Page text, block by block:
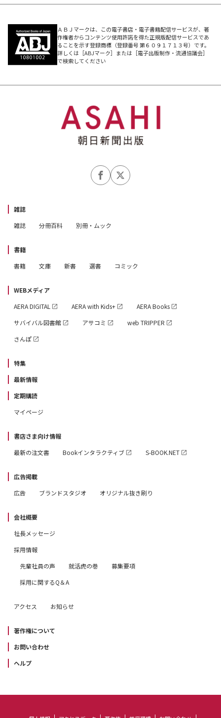
ＡＢＪマークは、この電子書店・電子書籍配信サービスが、著
作権者からコンテンツ使用許諾を得た正規版配信サービスであ
ることを示す登録商標（登録番号 第６０９１７１３号）です。
詳しくは［ABJマーク］または［電子出版制作・流通協議会］
で検索してください
雑誌
雑誌
分冊百科 別冊・ムック
書籍
書籍
文庫 新書 選書 コミック
WEBメディア
AERA DIGITAL
AERA with Kids+
AERA Books
サバイバル図書館
アサコミ
web TRIPPER
さんぽ
特集
最新情報
定期購読
マイページ
書店さま向け情報
最新の注文書
Bookインタラクティブ S-BOOK.NET
広告掲載
広告
ブランドスタジオ オリジナル抜き刷り
会社概要
社長メッセージ
採用情報
先輩社員の声
就活虎の巻
募集要項
採用に関するQ＆A
アクセス お知らせ
著作権について
お問い合わせ
ヘルプ